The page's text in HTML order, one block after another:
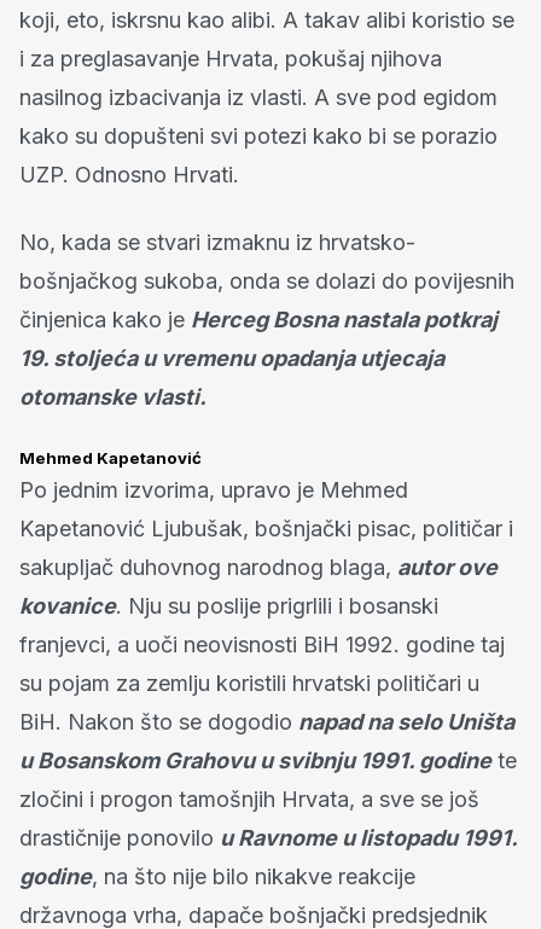
koji, eto, iskrsnu kao alibi. A takav alibi koristio se
i za preglasavanje Hrvata, pokušaj njihova
nasilnog izbacivanja iz vlasti. A sve pod egidom
kako su dopušteni svi potezi kako bi se porazio
UZP. Odnosno Hrvati.
No, kada se stvari izmaknu iz hrvatsko-
bošnjačkog sukoba, onda se dolazi do povijesnih
činjenica kako je Herceg Bosna nastala potkraj
19. stoljeća u vremenu opadanja utjecaja
otomanske vlasti.
Mehmed Kapetanović
Po jednim izvorima, upravo je Mehmed
Kapetanović Ljubušak, bošnjački pisac, političar i
sakupljač duhovnog narodnog blaga, autor ove
kovanice. Nju su poslije prigrlili i bosanski
franjevci, a uoči neovisnosti BiH 1992. godine taj
su pojam za zemlju koristili hrvatski političari u
BiH. Nakon što se dogodio napad na selo Uništa
u Bosanskom Grahovu u svibnju 1991. godinete
zločini i progon tamošnjih Hrvata, a sve se još
drastičnije ponovilo u Ravnome u listopadu 1991.
godine, na što nije bilo nikakve reakcije
državnoga vrha, dapače bošnjački predsjednik